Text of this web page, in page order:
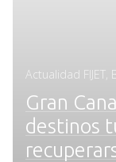
Actualidad FIJET
Gran
destinos